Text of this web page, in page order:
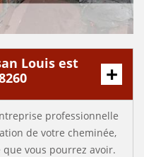
Louis est
professionnelle
de votre cheminée,
vous pourrez avoir.